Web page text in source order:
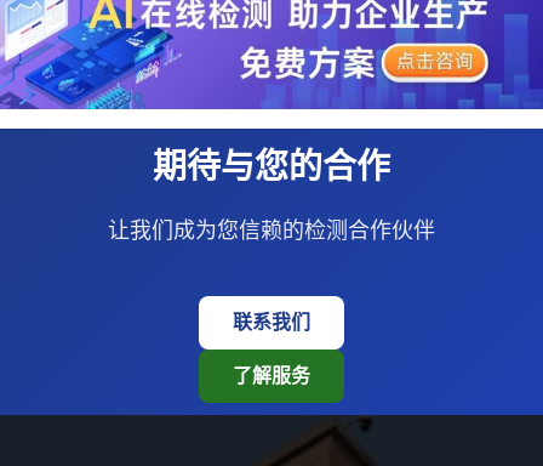
期待与您的合作
让我们成为您信赖的检测合作伙伴
联系我们
了解服务